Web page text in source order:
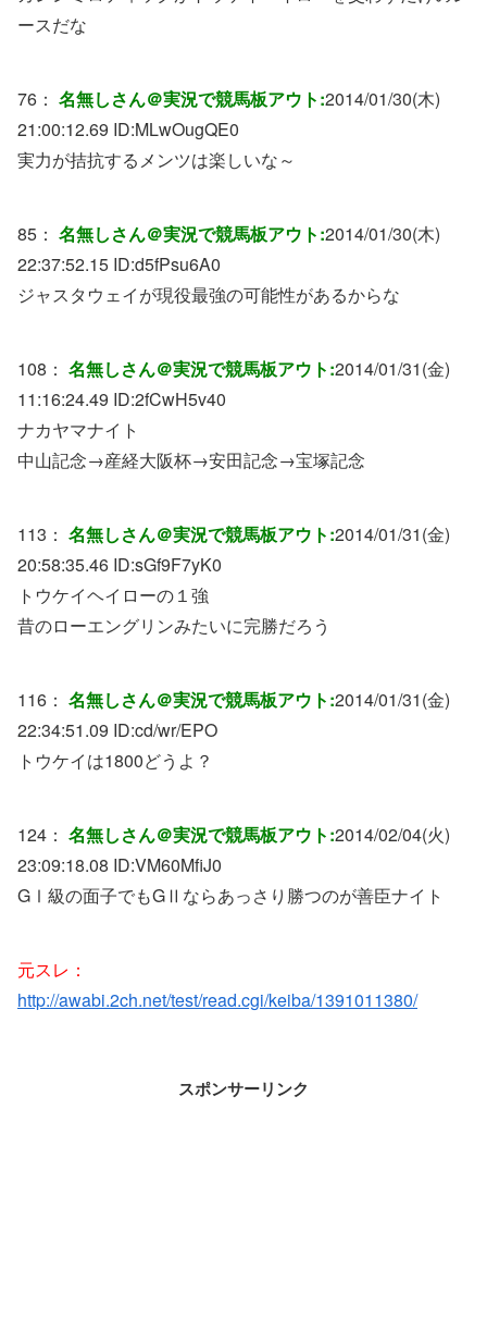
ースだな
76： 名無しさん＠実況で競馬板アウト:2014/01/30(木)
21:00:12.69 ID:MLwOugQE0
実力が拮抗するメンツは楽しいな～
85： 名無しさん＠実況で競馬板アウト:2014/01/30(木)
22:37:52.15 ID:d5fPsu6A0
ジャスタウェイが現役最強の可能性があるからな
108： 名無しさん＠実況で競馬板アウト:2014/01/31(金)
11:16:24.49 ID:2fCwH5v40
ナカヤマナイト
中山記念→産経大阪杯→安田記念→宝塚記念
113： 名無しさん＠実況で競馬板アウト:2014/01/31(金)
20:58:35.46 ID:sGf9F7yK0
トウケイヘイローの１強
昔のローエングリンみたいに完勝だろう
116： 名無しさん＠実況で競馬板アウト:2014/01/31(金)
22:34:51.09 ID:cd/wr/EPO
トウケイは1800どうよ？
124： 名無しさん＠実況で競馬板アウト:2014/02/04(火)
23:09:18.08 ID:VM60MfiJ0
GⅠ級の面子でもGⅡならあっさり勝つのが善臣ナイト
元スレ：
http://awabi.2ch.net/test/read.cgi/keiba/1391011380/
スポンサーリンク